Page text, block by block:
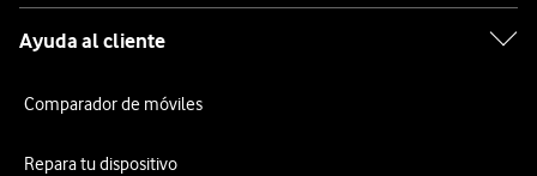
Ayuda al cliente
Comparador de móviles
Repara tu dispositivo